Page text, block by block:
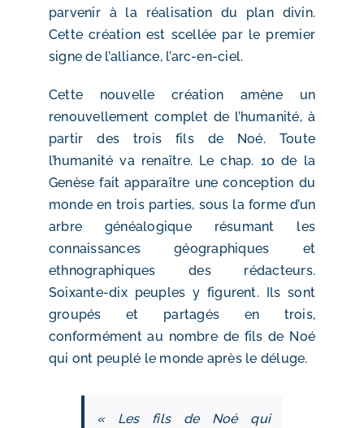
parvenir à la réalisation du plan divin.
Cette création est scellée par le premier
signe de l’alliance, l’arc-en-ciel.
Cette nouvelle création amène un
renouvellement complet de l’humanité, à
partir des trois fils de Noé. Toute
l’humanité va renaître. Le chap. 10 de la
Genèse fait apparaître une conception du
monde en trois parties, sous la forme d’un
arbre généalogique résumant les
connaissances géographiques et
ethnographiques des rédacteurs.
Soixante-dix peuples y figurent. Ils sont
groupés et partagés en trois,
conformément au nombre de fils de Noé
qui ont peuplé le monde après le déluge.
« Les fils de Noé qui